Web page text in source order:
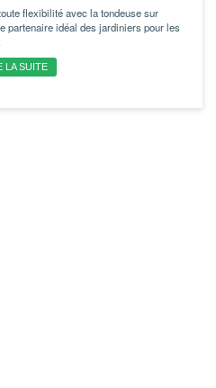
flexibilité avec la tondeuse sur
partenaire idéal des jardiniers pour les
LA SUITE